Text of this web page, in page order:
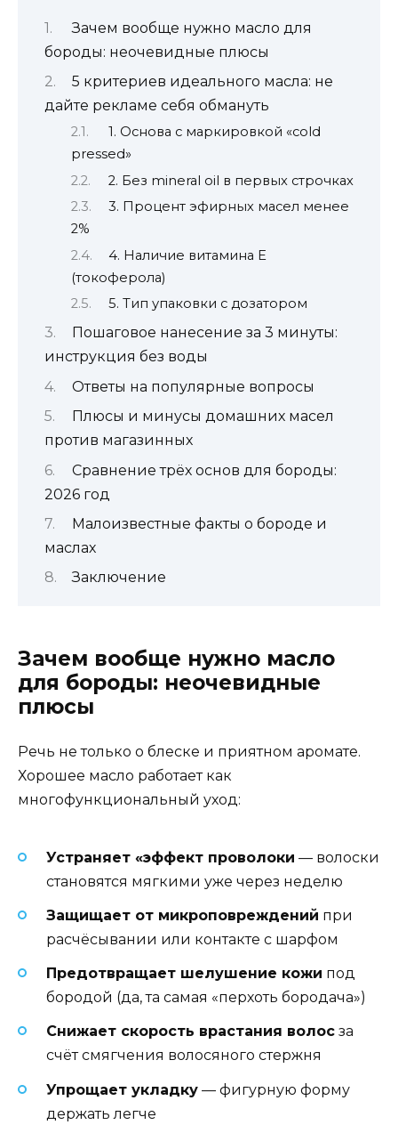
Зачем вообще нужно масло для
бороды: неочевидные плюсы
5 критериев идеального масла: не
дайте рекламе себя обмануть
1. Основа с маркировкой «cold
pressed»
2. Без mineral oil в первых строчках
3. Процент эфирных масел менее
2%
4. Наличие витамина E
(токоферола)
5. Тип упаковки с дозатором
Пошаговое нанесение за 3 минуты:
инструкция без воды
Ответы на популярные вопросы
Плюсы и минусы домашних масел
против магазинных
Сравнение трёх основ для бороды:
2026 год
Малоизвестные факты о бороде и
маслах
Заключение
Зачем вообще нужно масло
для бороды: неочевидные
плюсы
Речь не только о блеске и приятном аромате.
Хорошее масло работает как
многофункциональный уход:
Устраняет «эффект проволоки — волоски
становятся мягкими уже через неделю
Защищает от микроповреждений при
расчёсывании или контакте с шарфом
Предотвращает шелушение кожи под
бородой (да, та самая «перхоть бородача»)
Снижает скорость врастания волос за
счёт смягчения волосяного стержня
Упрощает укладку — фигурную форму
держать легче